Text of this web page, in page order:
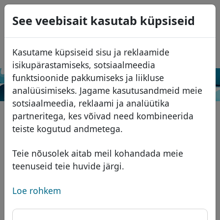
See veebisait kasutab küpsiseid
Kasutame küpsiseid sisu ja reklaamide
isikupärastamiseks, sotsiaalmeedia
funktsioonide pakkumiseks ja liikluse
analüüsimiseks. Jagame kasutusandmeid meie
sotsiaalmeedia, reklaami ja analüütika
partneritega, kes võivad need kombineerida
teiste kogutud andmetega.
Teie nõusolek aitab meil kohandada meie
teenuseid teie huvide järgi.
Loe rohkem
Domeenid
Domeeni andmebaas
Aafrika domeenid
Aasia domeenid
Euroopa domeenid
Lähis-Ida domeenid
Põhja-Ameerika domeenid
Hinnakiri
Soodustused
Üleandmine
Otsi
Teenused
ID Protect
DNS majutus
WHOIS
USD
EUR
GBP
Español
Français
Italiano
Português
Română
Otsi